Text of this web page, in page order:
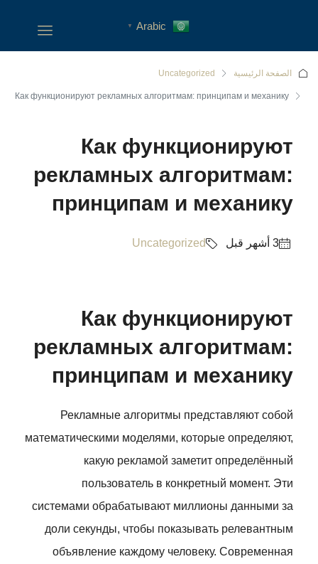
Arabic
▼
الصفحة الرئيسية Uncategorized
Как функционируют рекламных алгоритмам: принципам и механику
Как функционируют
рекламных алгоритмам:
принципам и механику
Uncategorized
Как функционируют
рекламных алгоритмам:
принципам и механику
Рекламные алгоритмы представляют собой
математическими моделями, которые определяют,
какую рекламой заметит определённый
пользователь в конкретный момент. Эти
системами обрабатывают миллионы данными за
доли секунды, чтобы показывать релевантным
объявление каждому человеку. Современная